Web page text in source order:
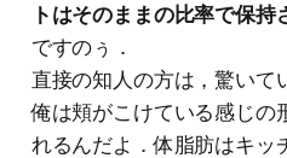
トはそのままの比率で保持
ですのぅ．
直接の知人の方は，驚いて
俺は頬がこけている感じの
れるんだよ．体脂肪はキッ